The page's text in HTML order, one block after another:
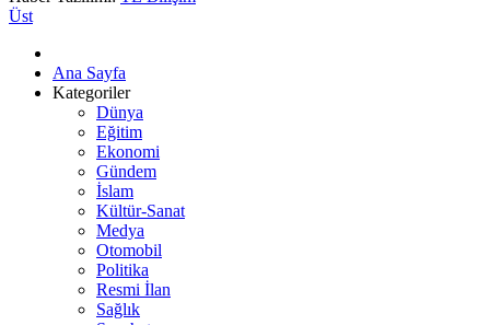
Üst
Ana Sayfa
Kategoriler
Dünya
Eğitim
Ekonomi
Gündem
İslam
Kültür-Sanat
Medya
Otomobil
Politika
Resmi İlan
Sağlık